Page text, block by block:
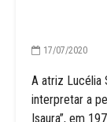
17/07/2020
A atriz Lucélia
interpretar a
Isaura”, em